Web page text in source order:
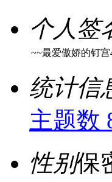
个人签
~~最爱傲娇的钉
统计信
主题数
性别保